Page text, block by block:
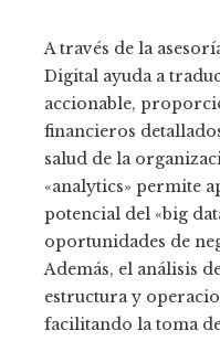
A través de la
Digital ayuda a
accionable,
financieros
salud de la
«analytics» permite
potencial del «big
oportunidades de
Además, el análisis
estructura y
facilitando la toma